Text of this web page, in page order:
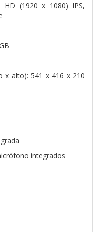
HD (1920 x 1080) IPS,
x alto): 541 x 416 x 210
integrados